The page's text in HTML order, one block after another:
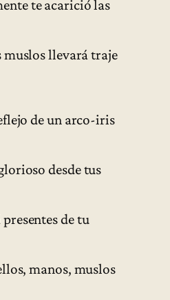
te acarició las
muslos llevará traje
de un arco-iris
desde tus
de tu
manos, muslos